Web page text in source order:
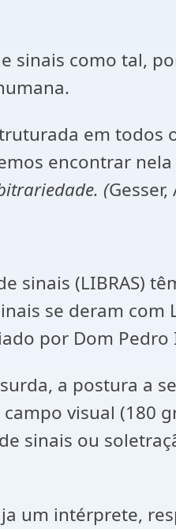
como tal,
em todos
encontrar
(
sinais (LIBRAS)
se deram com
por Dom Pedro
a postura a
visual (180
sinais ou
um intérprete,